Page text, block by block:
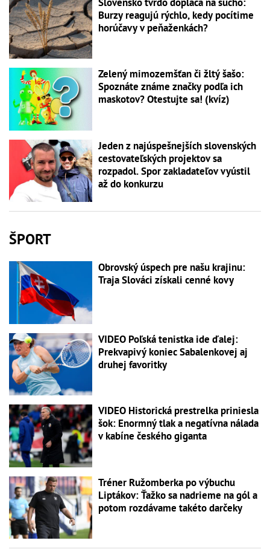
Burzy reagujú rýchlo, kedy pocítime
horúčavy v peňaženkách?
Zelený mimozemšťan či žltý šašo:
Spoznáte známe značky podľa ich
maskotov? Otestujte sa! (kvíz)
Jeden z najúspešnejších slovenských
cestovateľských projektov sa
rozpadol. Spor zakladateľov vyústil
až do konkurzu
ŠPORT
Obrovský úspech pre našu krajinu:
Traja Slováci získali cenné kovy
VIDEO Poľská tenistka ide ďalej:
Prekvapivý koniec Sabalenkovej aj
druhej favoritky
VIDEO Historická prestrelka priniesla
šok: Enormný tlak a negatívna nálada
v kabíne českého giganta
Tréner Ružomberka po výbuchu
Liptákov: Ťažko sa nadrieme na gól a
potom rozdávame takéto darčeky